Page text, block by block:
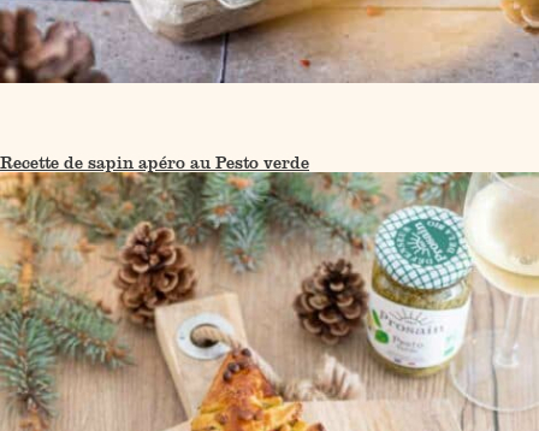
Recette de sapin apéro au Pesto verde